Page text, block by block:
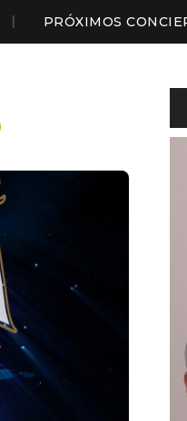
PRÓXIMOS